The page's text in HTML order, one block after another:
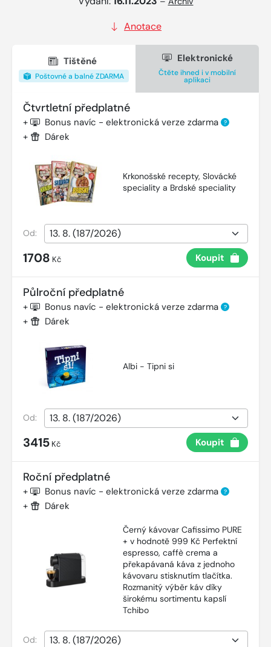
Anotace
Tištěné
Poštovné a balné ZDARMA
Elektronické
Čtěte ihned i v mobilní
aplikaci
Čtvrtletní předplatné
+ Bonus navíc - elektronická verze zdarma ?
+ Dárek
Krkonošské recepty, Slovácké
speciality a Brdské speciality
Od:
1708 Kč Koupit
Půlroční předplatné
+ Bonus navíc - elektronická verze zdarma ?
+ Dárek
Albi - Tipni si
Od:
3415 Kč Koupit
Roční předplatné
+ Bonus navíc - elektronická verze zdarma ?
+ Dárek
Černý kávovar Cafissimo PURE
+ v hodnotě 999 Kč Perfektní
espresso, caffè crema a
překapávaná káva z jednoho
kávovaru stisknutím tlačítka.
Rozmanitý výběr káv díky
širokému sortimentu kapslí
Tchibo
Od: